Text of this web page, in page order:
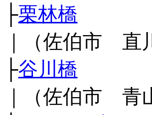
├栗林橋
｜（佐伯市 直
├谷川橋
｜（佐伯市 青